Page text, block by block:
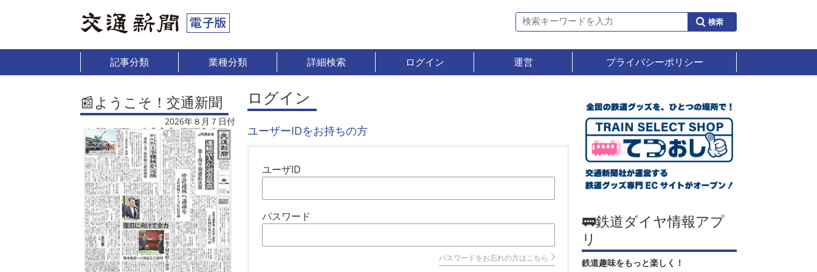
記事分類 業種分類 詳細検索 ログイン 運営 プライバシーポリシー
📰ようこそ！交通新聞
2026年８月７日付
ログイン
ユーザーIDをお持ちの方
ユーザID
パスワード
パスワードをお忘れの方はこちら
🚃鉄道ダイヤ情報アプ
リ
鉄道趣味をもっと楽しく！